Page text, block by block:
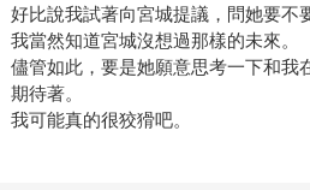
好比說我試著向宮城提議，問她要不
我當然知道宮城沒想過那樣的未來。
儘管如此，要是她願意思考一下和
期待著。
我可能真的很狡猾吧。